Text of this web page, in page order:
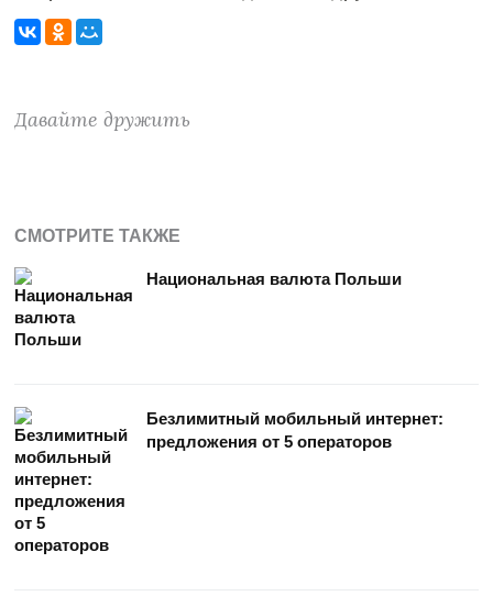
Давайте дружить
СМОТРИТЕ ТАКЖЕ
Национальная валюта Польши
Безлимитный мобильный интернет:
предложения от 5 операторов